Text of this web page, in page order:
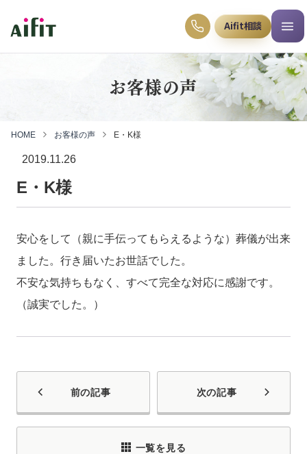
Aifit相談
お客様の声
HOME お客様の声 E・K様
2019.11.26
E・K様
安心をして（親に手伝ってもらえるような）葬儀が出来
ました。行き届いたお世話でした。
不安な気持ちもなく、すべて完全な対応に感謝です。
（誠実でした。）
前の記事 次の記事
一覧を見る